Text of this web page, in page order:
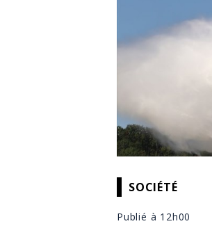
SOCIÉTÉ
Publié à 12h00